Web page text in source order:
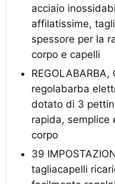
acciaio
affilatissime,
spessore per la
corpo e capelli
REGOLABARBA,
regolabarba
dotato di 3
rapida, semplice
corpo
39
tagliacapelli